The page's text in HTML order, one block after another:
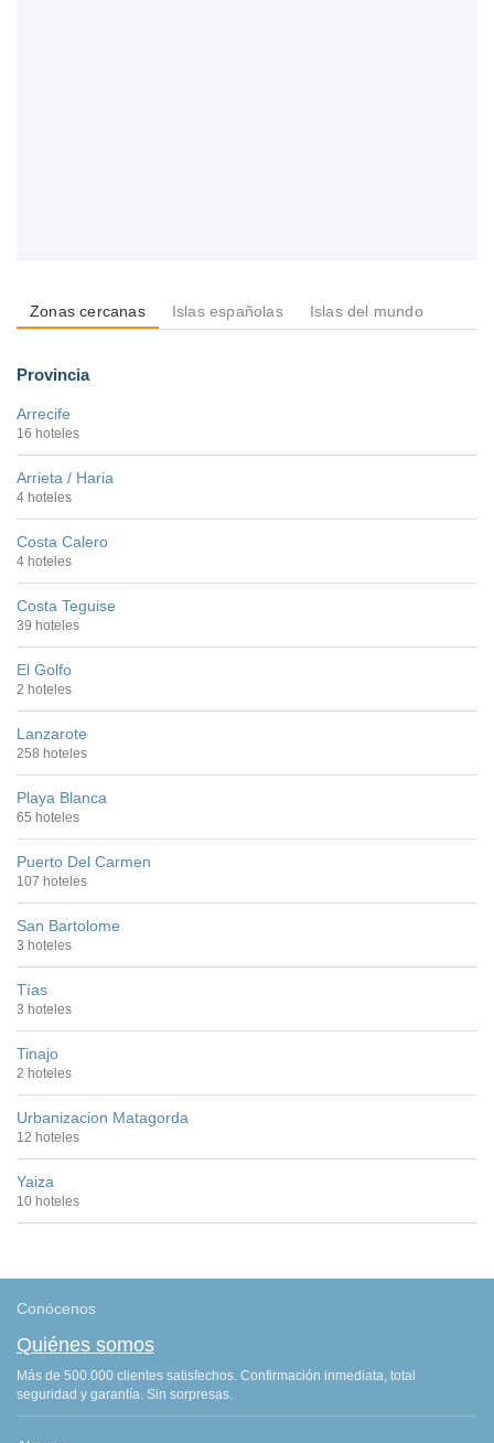
Zonas cercanas Islas españolas Islas del mundo
Provincia
Arrecife
16 hoteles
Arrieta / Haria
4 hoteles
Costa Calero
4 hoteles
Costa Teguise
39 hoteles
El Golfo
2 hoteles
Lanzarote
258 hoteles
Playa Blanca
65 hoteles
Puerto Del Carmen
107 hoteles
San Bartolome
3 hoteles
Tías
3 hoteles
Tinajo
2 hoteles
Urbanizacion Matagorda
12 hoteles
Yaiza
10 hoteles
Conócenos
Quiénes somos
Más de 500.000 clientes satisfechos. Confirmación inmediata, total
seguridad y garantía. Sin sorpresas.